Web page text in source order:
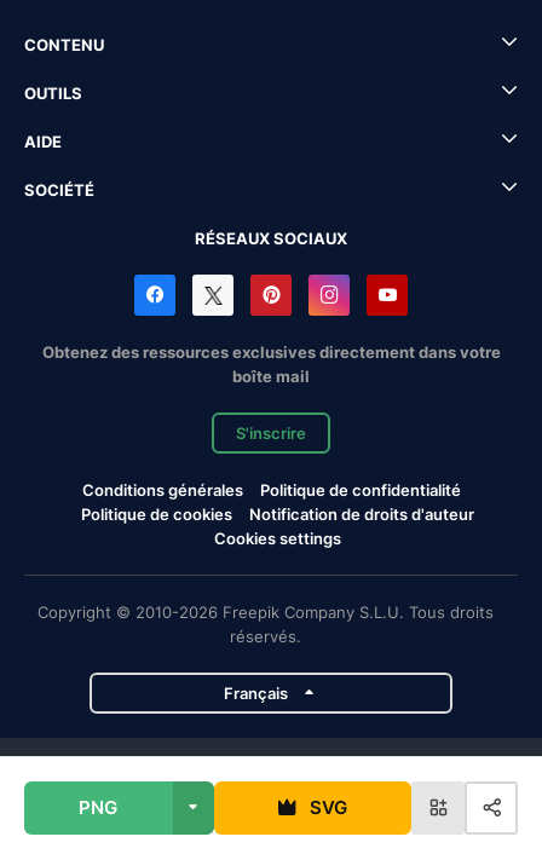
PNG SVG
CONTENU
OUTILS
AIDE
SOCIÉTÉ
RÉSEAUX SOCIAUX
Obtenez des ressources exclusives directement dans votre
boîte mail
S'inscrire
Conditions générales
Politique de confidentialité
Politique de cookies
Notification de droits d'auteur
Cookies settings
Copyright © 2010-2026 Freepik Company S.L.U. Tous droits
réservés.
Français